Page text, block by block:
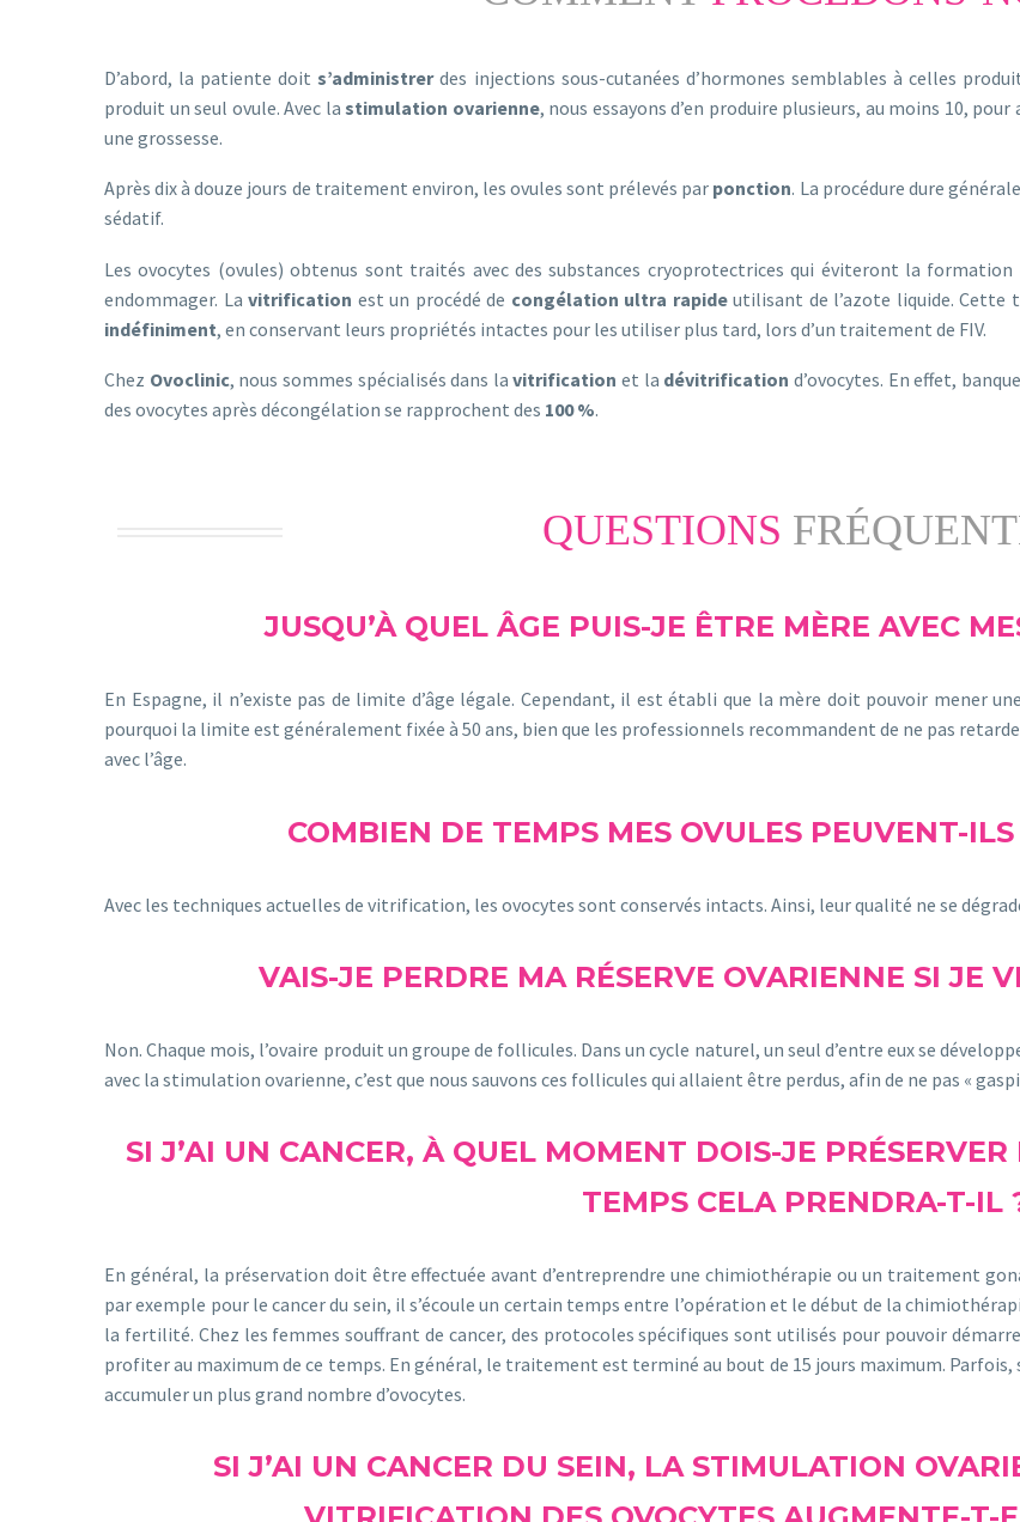
D’abord, la patiente doits’administrerdes injections sous-cutanées d’hormones semblables à celles
produit un seul ovule. Avec lastimulation ovarienne, nous essayons d’en produire plusieurs, au moins 10,
une grossesse.
Après dix à douze jours de traitement environ, les ovules sont prélevés par ponction. La procédure dure
sédatif.
Les ovocytes (ovules) obtenus sont traités avec des substances cryoprotectrices qui éviteront la
endommager. La vitrification est un procédé de congélation ultra rapideutilisant de l’azote liquide. Cette
indéfiniment, en conservant leurs propriétés intactes pour les utiliser plus tard, lors d’un traitement de FIV.
Chez Ovoclinic, nous sommes spécialisés dans lavitrification et la dévitrification d’ovocytes. En effet,
des ovocytes après décongélation se rapprochent des 100 %.
QUESTIONS
JUSQU’À QUEL ÂGE PUIS-JE ÊTRE MÈRE AVEC
En Espagne, il n’existe pas de limite d’âge légale. Cependant, il est établi que la mère doit pouvoir mener
pourquoi la limite est généralement fixée à 50 ans, bien que les professionnels recommandent de ne pas
avec l’âge.
COMBIEN DE TEMPS MES OVULES PEUVENT-
Avec les techniques actuelles de vitrification, les ovocytes sont conservés intacts. Ainsi, leur qualité ne se
VAIS-JE PERDRE MA RÉSERVE OVARIENNE SI JE
Non. Chaque mois, l’ovaire produit un groupe de follicules. Dans un cycle naturel, un seul d’entre eux se
avec la stimulation ovarienne, c’est que nous sauvons ces follicules qui allaient être perdus, afin de ne pas «
SI J’AI UN CANCER, À QUEL MOMENT DOIS-JE
TEMPS CELA PRENDRA-T-IL
En général, la préservation doit être effectuée avant d’entreprendre une chimiothérapie ou un traitement
par exemple pour le cancer du sein, il s’écoule un certain temps entre l’opération et le début de la
la fertilité. Chez les femmes souffrant de cancer, des protocoles spécifiques sont utilisés pour pouvoir
profiter au maximum de ce temps. En général, le traitement est terminé au bout de 15 jours maximum. Parfois,
accumuler un plus grand nombre d’ovocytes.
SI J’AI UN CANCER DU SEIN, LA STIMULATION